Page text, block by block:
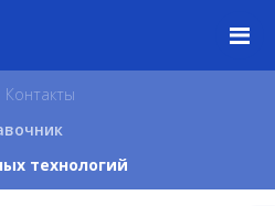
Контакты
технологий